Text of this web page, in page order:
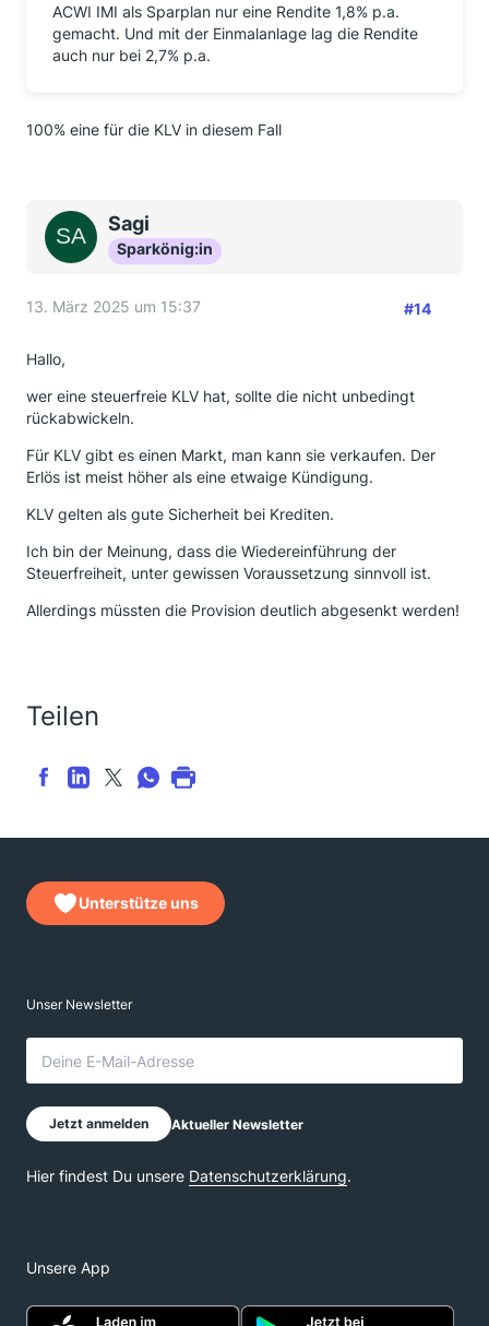
ACWI IMI als Sparplan nur eine Rendite 1,8% p.a.
gemacht. Und mit der Einmalanlage lag die Rendite
auch nur bei 2,7% p.a.
100% eine für die KLV in diesem Fall
Sagi
Sparkönig:in
13. März 2025 um 15:37 #14
Hallo,
wer eine steuerfreie KLV hat, sollte die nicht unbedingt
rückabwickeln.
Für KLV gibt es einen Markt, man kann sie verkaufen. Der
Erlös ist meist höher als eine etwaige Kündigung.
KLV gelten als gute Sicherheit bei Krediten.
Ich bin der Meinung, dass die Wiedereinführung der
Steuerfreiheit, unter gewissen Voraussetzung sinnvoll ist.
Allerdings müssten die Provision deutlich abgesenkt werden!
Teilen
Unterstütze uns
Unsere App